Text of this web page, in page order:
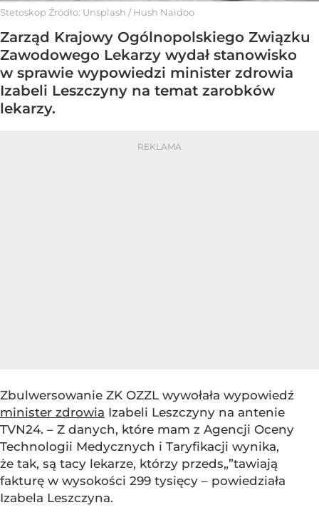
Stetoskop Źródło: Unsplash /Hush Naidoo
Zarząd Krajowy Ogólnopolskiego Związku
Zawodowego Lekarzy wydał stanowisko
w sprawie wypowiedzi minister zdrowia
Izabeli Leszczyny na temat zarobków
lekarzy.
Zbulwersowanie ZK OZZL wywołała wypowiedź
minister zdrowia Izabeli Leszczyny na antenie
TVN24. – Z danych, które mam z Agencji Oceny
Technologii Medycznych i Taryfikacji wynika,
że tak, są tacy lekarze, którzy przeds„”tawiają
fakturę w wysokości 299 tysięcy – powiedziała
Izabela Leszczyna.